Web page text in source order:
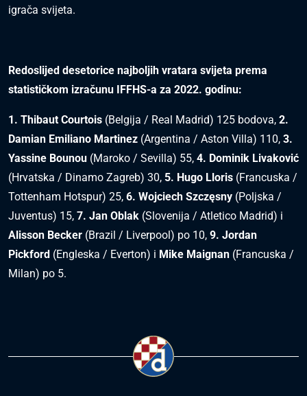
igrača svijeta.
Redoslijed desetorice najboljih vratara svijeta prema
statističkom izračunu IFFHS-a za 2022. godinu:
1. Thibaut Courtois (Belgija / Real Madrid) 125 bodova, 2.
Damian Emiliano Martinez (Argentina / Aston Villa) 110, 3.
Yassine Bounou (Maroko / Sevilla) 55, 4. Dominik Livaković
(Hrvatska / Dinamo Zagreb) 30, 5. Hugo Lloris (Francuska /
Tottenham Hotspur) 25, 6. Wojciech Szczęsny (Poljska /
Juventus) 15, 7. Jan Oblak (Slovenija / Atletico Madrid) i
Alisson Becker (Brazil / Liverpool) po 10, 9. Jordan
Pickford (Engleska / Everton) i Mike Maignan (Francuska /
Milan) po 5.